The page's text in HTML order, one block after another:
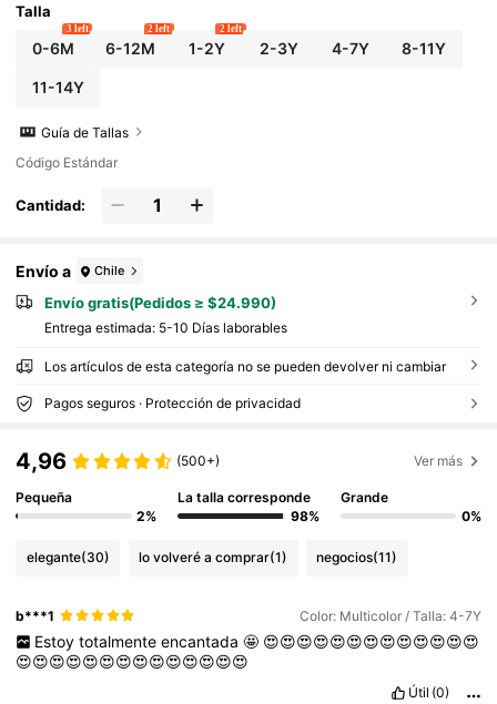
Talla
0-6M
3 left
6-12M
2 left
1-2Y
2 left
2-3Y 4-7Y 8-11Y
11-14Y
Guía de Tallas
Código Estándar
Cantidad:
Envío a Chile
Envío gratis(Pedidos ≥ $24.990)
Entrega estimada: 5-10 Días laborables
Los artículos de esta categoría no se pueden devolver ni cambiar
Pagos seguros · Protección de privacidad
4,96 (500+) Ver más
Pequeña
2%
La talla corresponde
98%
Grande
0%
elegante(30) lo volveré a comprar(1) negocios(11)
b***1 Color: Multicolor / Talla: 4-7Y
Estoy totalmente encantada 🤩 😍😍😍😍😍😍😍😍😍😍😍😍😍
😍😍😍😍😍😍😍😍😍😍😍😍😍😍
Útil (0)